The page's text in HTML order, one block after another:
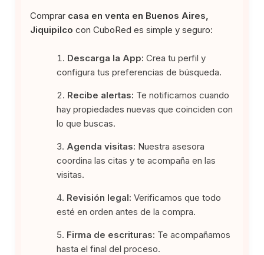
Comprar casa en venta en Buenos Aires,
Jiquipilco con CuboRed es simple y seguro:
Descarga la App: Crea tu perfil y
configura tus preferencias de búsqueda.
Recibe alertas: Te notificamos cuando
hay propiedades nuevas que coinciden con
lo que buscas.
Agenda visitas: Nuestra asesora
coordina las citas y te acompaña en las
visitas.
Revisión legal: Verificamos que todo
esté en orden antes de la compra.
Firma de escrituras: Te acompañamos
hasta el final del proceso.